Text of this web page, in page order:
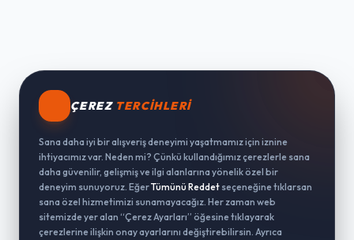
ÇEREZ TERCIHLERI
Sana daha iyi bir alışveriş deneyimi yaşatmamız için iznine
ihtiyacımız var. Neden mi? Çünkü kullandığımız çerezlerle sana
daha güvenilir, gelişmiş ve ilgi alanlarına yönelik özel bir
deneyim sunuyoruz. EğerTümünü Reddet seçeneğine tıklarsan
sana özel hizmetimizi sunamayacağız. Her zaman web
sitemizde yer alan “Çerez Ayarları” öğesine tıklayarak
çerezlerine ilişkin onay ayarlarını değiştirebilirsin. Ayrıca